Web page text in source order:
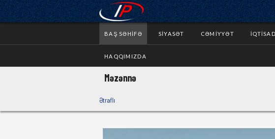
BAŞ SƏHIFƏ SIYASƏT CƏMIYYƏT
HAQQIMIZDA
Məzənnə
Ətraflı